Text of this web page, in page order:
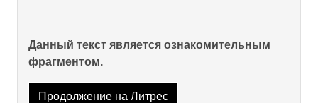
Данный текст является ознакомительным
фрагментом.
Продолжение на Литрес